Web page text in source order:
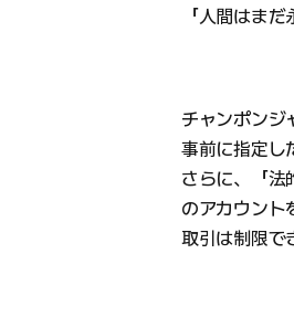
「人間はま
チャンポンジ
事前に指定し
さらに、「法
のアカウント
取引は制限で